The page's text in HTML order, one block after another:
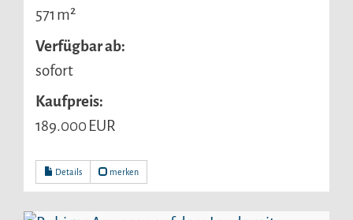
571 m²
Verfügbar ab:
sofort
Kaufpreis:
189.000 EUR
Details merken